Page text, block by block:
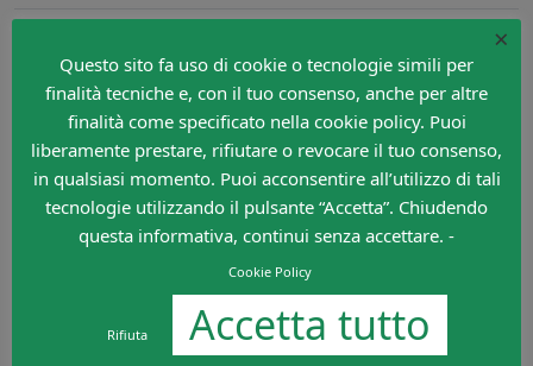
Search
×
Questo sito fa uso di cookie o tecnologie simili per
finalità tecniche e, con il tuo consenso, anche per altre
finalità come specificato nella cookie policy. Puoi
liberamente prestare, rifiutare o revocare il tuo consenso,
in qualsiasi momento. Puoi acconsentire all’utilizzo di tali
tecnologie utilizzando il pulsante “Accetta”. Chiudendo
questa informativa, continui senza accettare. -
Cookie Policy
Rifiuta Accetta tutto